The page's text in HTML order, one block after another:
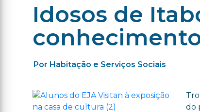
Idosos de
Por Habitação e Serviços Sociais
do